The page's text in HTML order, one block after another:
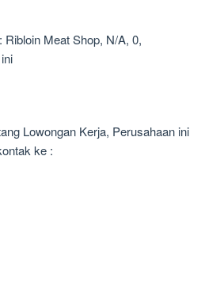
Meat Shop, N/A, 0,
Lowongan Kerja, Perusahaan ini
ke :